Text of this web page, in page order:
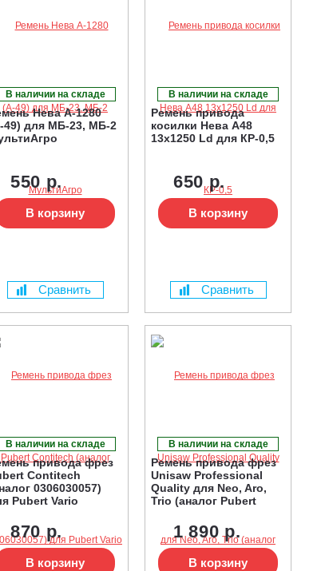
В наличии на складе
Нева А-1280
49) для МБ-23, МБ-2
550 р.
В корзину
Сравнить
В наличии на складе
Ремень привода
косилки Нева А48
13х1250 Ld для КР-0,5
650 р.
В корзину
Сравнить
В наличии на складе
привода фрез
Contitech
0306030057)
Pubert Vario
870 р.
В корзину
В наличии на складе
Ремень привода фрез
Unisaw Professional
Quality для Neo, Aro,
Trio (аналог Pubert
VA420)1 890 р.
В корзину